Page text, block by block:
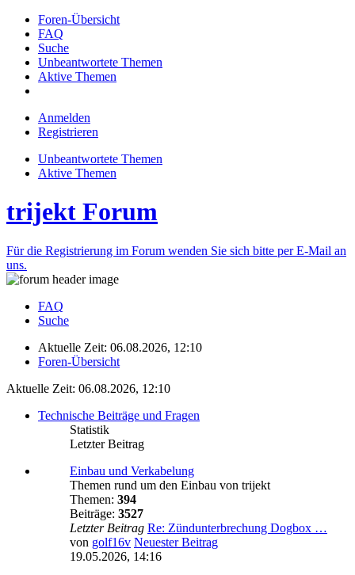
Foren-Übersicht
FAQ
Suche
Unbeantwortete Themen
Aktive Themen
Anmelden
Registrieren
Unbeantwortete Themen
Aktive Themen
trijekt Forum
Für die Registrierung im Forum wenden Sie sich bitte per E-Mail an
uns.
FAQ
Suche
Aktuelle Zeit: 06.08.2026, 12:10
Foren-Übersicht
Aktuelle Zeit: 06.08.2026, 12:10
Technische Beiträge und Fragen
Statistik
Letzter Beitrag
Einbau und Verkabelung
Themen rund um den Einbau von trijekt
Themen: 394
Beiträge: 3527
Letzter Beitrag Re: Zündunterbrechung Dogbox …
von golf16v Neuester Beitrag
19.05.2026, 14:16